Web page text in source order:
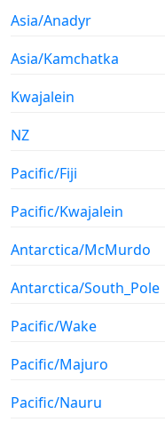
Asia/Anadyr
Asia/Kamchatka
Kwajalein
NZ
Pacific/Fiji
Pacific/Kwajalein
Antarctica/McMurdo
Antarctica/South_Pole
Pacific/Wake
Pacific/Majuro
Pacific/Nauru